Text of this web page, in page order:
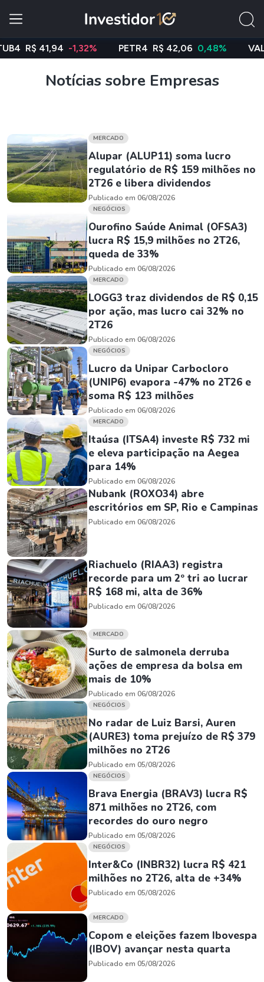
R$ 41,94 -1,32% PETR4 R$ 42,06 0,48% VALE3
Notícias sobre Empresas
MERCADO
Alupar (ALUP11) soma lucro
regulatório de R$ 159 milhões no
2T26 e libera dividendos
Publicado em 06/08/2026
NEGÓCIOS
Ourofino Saúde Animal (OFSA3)
lucra R$ 15,9 milhões no 2T26,
queda de 33%
Publicado em 06/08/2026
MERCADO
LOGG3 traz dividendos de R$ 0,15
por ação, mas lucro cai 32% no
2T26
Publicado em 06/08/2026
NEGÓCIOS
Lucro da Unipar Carbocloro
(UNIP6) evapora -47% no 2T26 e
soma R$ 123 milhões
Publicado em 06/08/2026
MERCADO
Itaúsa (ITSA4) investe R$ 732 mi
e eleva participação na Aegea
para 14%
Publicado em 06/08/2026
Nubank (ROXO34) abre
escritórios em SP, Rio e Campinas
Publicado em 06/08/2026
Riachuelo (RIAA3) registra
recorde para um 2º tri ao lucrar
R$ 168 mi, alta de 36%
Publicado em 06/08/2026
MERCADO
Surto de salmonela derruba
ações de empresa da bolsa em
mais de 10%
Publicado em 06/08/2026
NEGÓCIOS
No radar de Luiz Barsi, Auren
(AURE3) toma prejuízo de R$ 379
milhões no 2T26
Publicado em 05/08/2026
NEGÓCIOS
Brava Energia (BRAV3) lucra R$
871 milhões no 2T26, com
recordes do ouro negro
Publicado em 05/08/2026
NEGÓCIOS
Inter&Co (INBR32) lucra R$ 421
milhões no 2T26, alta de +34%
Publicado em 05/08/2026
MERCADO
Copom e eleições fazem Ibovespa
(IBOV) avançar nesta quarta
Publicado em 05/08/2026